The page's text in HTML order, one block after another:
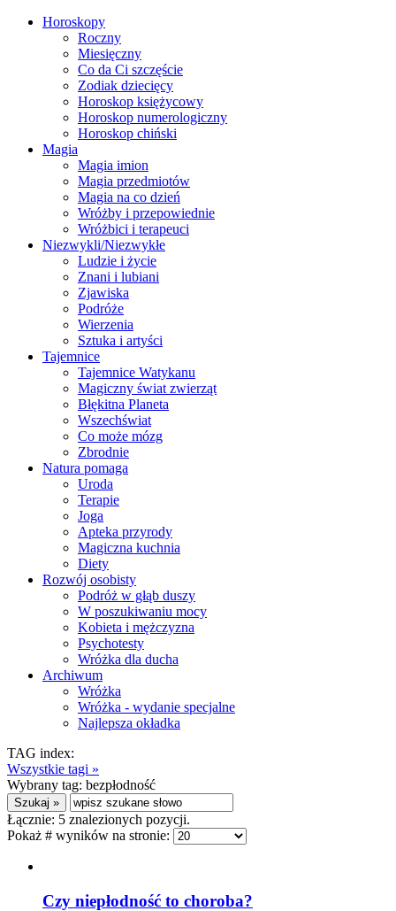
Horoskopy
Roczny
Miesięczny
Co da Ci szczęście
Zodiak dziecięcy
Horoskop księżycowy
Horoskop numerologiczny
Horoskop chiński
Magia
Magia imion
Magia przedmiotów
Magia na co dzień
Wróżby i przepowiednie
Wróżbici i terapeuci
Niezwykli/Niezwykłe
Ludzie i życie
Znani i lubiani
Zjawiska
Podróże
Wierzenia
Sztuka i artyści
Tajemnice
Tajemnice Watykanu
Magiczny świat zwierząt
Błękitna Planeta
Wszechświat
Co może mózg
Zbrodnie
Natura pomaga
Uroda
Terapie
Joga
Apteka przyrody
Magiczna kuchnia
Diety
Rozwój osobisty
Podróż w głąb duszy
W poszukiwaniu mocy
Kobieta i mężczyzna
Psychotesty
Wróżka dla ducha
Archiwum
Wróżka
Wróżka - wydanie specjalne
Najlepsza okładka
TAG index:
Wszystkie tagi »
Wybrany tag: bezpłodność
Łącznie: 5 znalezionych pozycji.
Pokaż # wyników na stronie:
Czy niepłodność to choroba?